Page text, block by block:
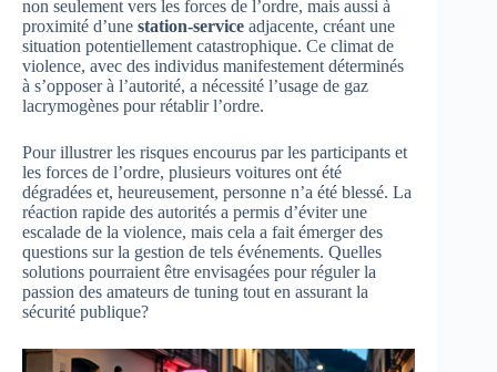
non seulement vers les forces de l’ordre, mais aussi à
proximité d’une station-service adjacente, créant une
situation potentiellement catastrophique. Ce climat de
violence, avec des individus manifestement déterminés
à s’opposer à l’autorité, a nécessité l’usage de gaz
lacrymogènes pour rétablir l’ordre.
Pour illustrer les risques encourus par les participants et
les forces de l’ordre, plusieurs voitures ont été
dégradées et, heureusement, personne n’a été blessé. La
réaction rapide des autorités a permis d’éviter une
escalade de la violence, mais cela a fait émerger des
questions sur la gestion de tels événements. Quelles
solutions pourraient être envisagées pour réguler la
passion des amateurs de tuning tout en assurant la
sécurité publique?